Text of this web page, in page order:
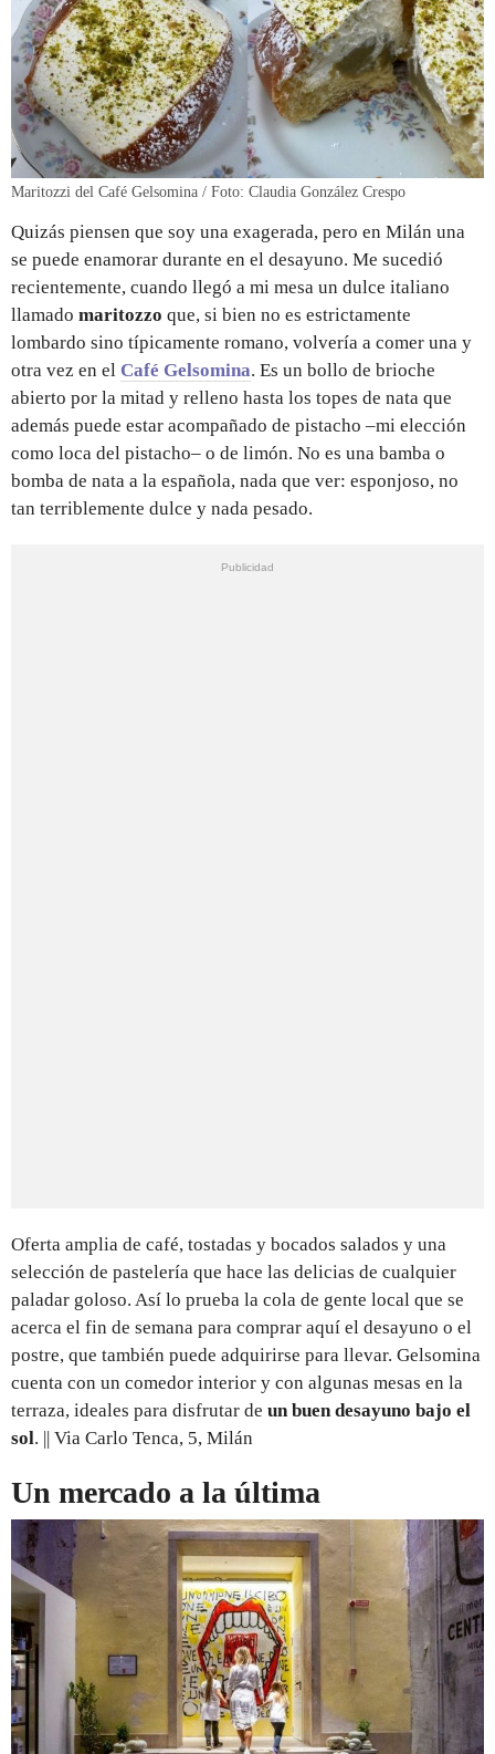
Maritozzi del Café Gelsomina / Foto: Claudia González Crespo
Quizás piensen que soy una exagerada, pero en Milán una
se puede enamorar durante en el desayuno. Me sucedió
recientemente, cuando llegó a mi mesa un dulce italiano
llamado maritozzo que, si bien no es estrictamente
lombardo sino típicamente romano, volvería a comer una y
otra vez en el Café Gelsomina. Es un bollo de brioche
abierto por la mitad y relleno hasta los topes de nata que
además puede estar acompañado de pistacho –mi elección
como loca del pistacho– o de limón. No es una bamba o
bomba de nata a la española, nada que ver: esponjoso, no
tan terriblemente dulce y nada pesado.
Oferta amplia de café, tostadas y bocados salados y una
selección de pastelería que hace las delicias de cualquier
paladar goloso. Así lo prueba la cola de gente local que se
acerca el fin de semana para comprar aquí el desayuno o el
postre, que también puede adquirirse para llevar. Gelsomina
cuenta con un comedor interior y con algunas mesas en la
terraza, ideales para disfrutar de un buen desayuno bajo el
sol. || Via Carlo Tenca, 5, Milán
Un mercado a la última